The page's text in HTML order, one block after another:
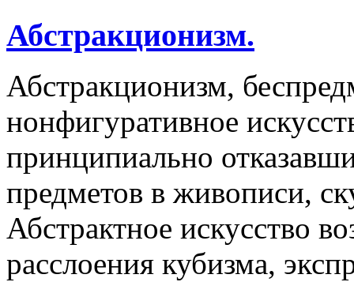
Абстракционизм.
Абстракционизм,
нонфигуративное
принципиально
предметов в живописи,
Абстрактное искусство
расслоения кубизма,